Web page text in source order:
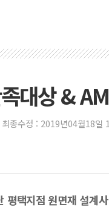
대상 &
최종수정 : 2019년04월18일
평택지점 원면재 설계사